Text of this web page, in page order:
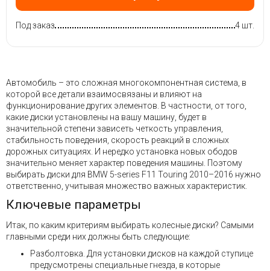
Под заказ 4 шт.
Автомобиль – это сложная многокомпонентная система, в
которой все детали взаимосвязаны и влияют на
функционирование других элементов. В частности, от того,
какие диски установлены на вашу машину, будет в
значительной степени зависеть четкость управления,
стабильность поведения, скорость реакций в сложных
дорожных ситуациях. И нередко установка новых ободов
значительно меняет характер поведения машины. Поэтому
выбирать диски для BMW 5-series F11 Touring 2010–2016 нужно
ответственно, учитывая множество важных характеристик.
Ключевые параметры
Итак, по каким критериям выбирать колесные диски? Самыми
главными среди них должны быть следующие:
Разболтовка. Для установки дисков на каждой ступице
предусмотрены специальные гнезда, в которые